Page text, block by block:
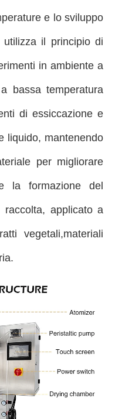
e lo sviluppo
il principio di
in ambiente a
bassa temperatura
di essiccazione e
liquido, mantenendo
per migliorare
la formazione del
applicato a
vegetali,materiali